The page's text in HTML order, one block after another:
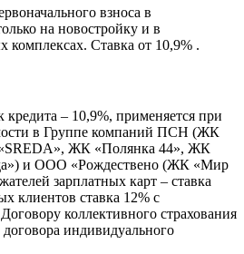
взноса в
на новостройку и в
Ставка от 10,9% .
кредита – 10,9%, применяется при
в Группе компаний ПСН (ЖК
ЖК «Полянка 44», ЖК
и ООО «Рождествено (ЖК «Мир
зарплатных карт – ставка
клиентов ставка 12% с
коллективного страхования
индивидуального